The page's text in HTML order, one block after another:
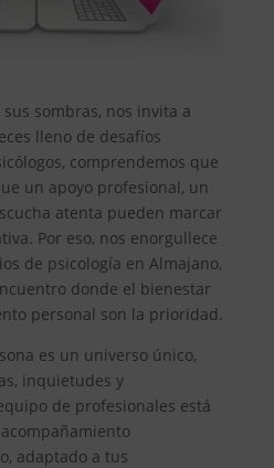
sombras, nos invita a
lleno de desafíos
comprendemos que
un apoyo profesional, un
atenta pueden marcar
Por eso, nos enorgullece
de psicología en Almajano,
donde el bienestar
personal son la prioridad.
es un universo único,
inquietudes y
de profesionales está
adaptado a tus